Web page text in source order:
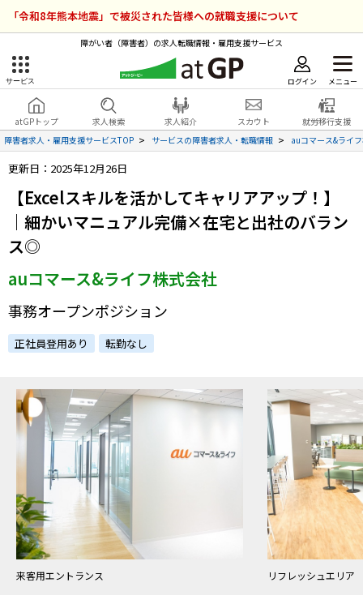
「令和8年熊本地震」で被災された皆様への就職支援について
障がい者（障害者）の求人転職情報・雇用支援サービス
サービス ログイン メニュー
atGPトップ 求人検索 求人紹介 スカウト
就労移行支援
障害者求人・雇用支援サービスTOP
サービスの障害者求人・転職情報 auコマース&ライ
更新日：2025年12月26日
【Excelスキルを活かしてキャリアアップ！】
｜細かいマニュアル完備×在宅と出社のバラン
ス◎
auコマース&ライフ株式会社
事務オープンポジション
正社員登用あり 転勤なし
来客用エントランス リフレッシュエリア
障害者雇用のアットジーピー
サービスラインナップ
就転職支援サービス
障害者専門の就転職支援サービス
障害者アスリート専門の就転職支援サービス
障害のある新卒学生専門の就職エージェントサービス
求人検索・スカウトサービス
障害者専門の求人検索・スカウトサービス
ログイン 会員登録 無料
atGPトップ
各種サービス
求人を紹介してもらう
スカウトを受ける
就労移行支援サービス
就職・転職ノウハウ
お問い合わせ・よくある質問
お問い合わせ
よくある質問